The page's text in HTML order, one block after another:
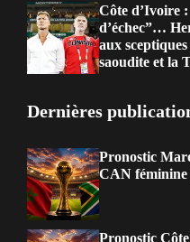
Côte d’Ivoire
d’échec”…
aux
saoudite et la
Dernières
Pronostic
CAN féminine
Pronostic